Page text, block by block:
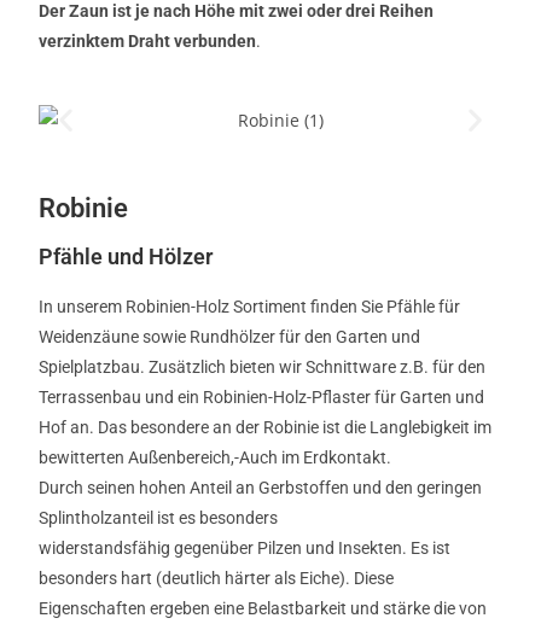
Der Zaun ist je nach Höhe mit zwei oder drei Reihen
verzinktem Draht verbunden.
Robinie
Pfähle und Hölzer
In unserem Robinien-Holz Sortiment finden Sie Pfähle für
Weidenzäune sowie Rundhölzer für den Garten und
Spielplatzbau. Zusätzlich bieten wir Schnittware z.B. für den
Terrassenbau und ein Robinien-Holz-Pflaster für Garten und
Hof an. Das besondere an der Robinie ist die Langlebigkeit im
bewitterten Außenbereich,-Auch im Erdkontakt.
Durch seinen hohen Anteil an Gerbstoffen und den geringen
Splintholzanteil ist es besonders
widerstandsfähig gegenüber Pilzen und Insekten. Es ist
besonders hart (deutlich härter als Eiche). Diese
Eigenschaften ergeben eine Belastbarkeit und stärke die von